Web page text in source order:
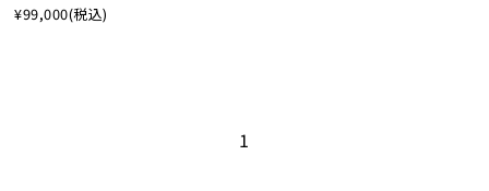
¥99,000(税込)
1